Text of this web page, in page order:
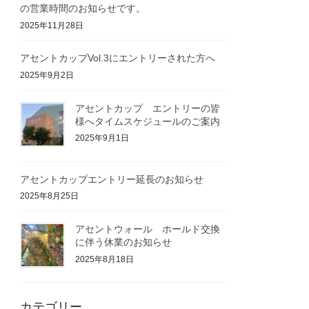
の営業時間のお知らせです。
2025年11月28日
アセントカップVol.3にエントリーされた方へ
2025年9月2日
アセントカップ エントリーの皆
様へタイムスケジュールのご案内
2025年9月1日
アセントカップエントリー延長のお知らせ
2025年8月25日
アセントウォール ホールド交換
に伴う休業のお知らせ
2025年8月18日